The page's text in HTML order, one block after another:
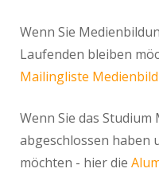
Wenn Sie
Laufenden bleiben
Mailingliste
Wenn Sie das
abgeschlossen haben
möchten - hier die